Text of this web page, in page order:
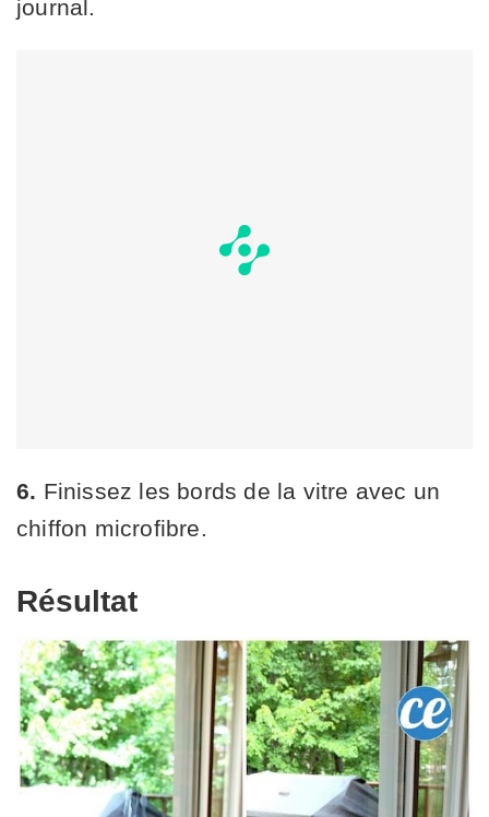
journal.
6. Finissez les bords de la vitre avec un
chiffon microfibre.
Résultat